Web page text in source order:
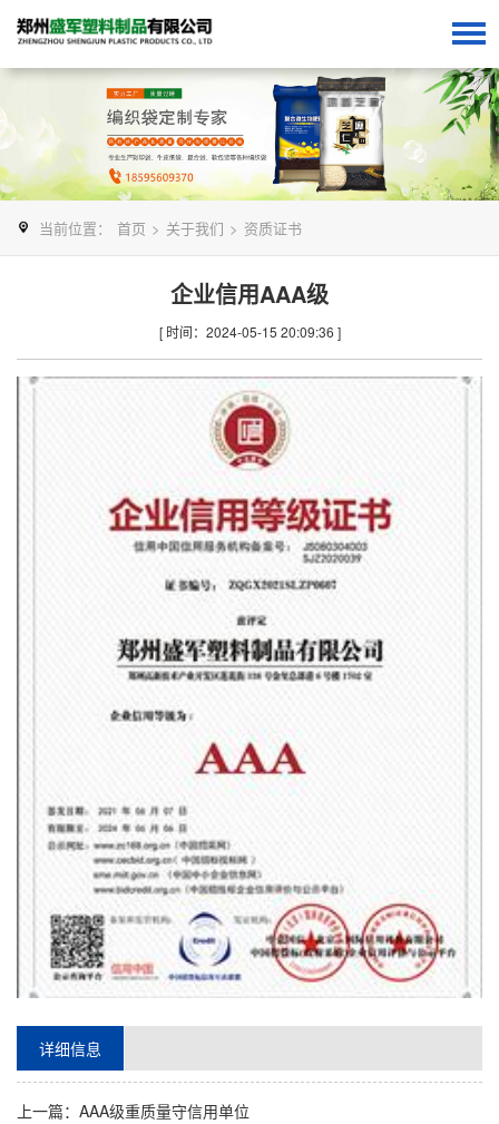
当前位置： 首页 > 关于我们 > 资质证书
企业信用AAA级
[ 时间：2024-05-15 20:09:36 ]
详细信息
上一篇： AAA级重质量守信用单位